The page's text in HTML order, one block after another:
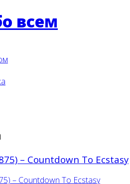
всем
‎– Countdown To Ecstasy